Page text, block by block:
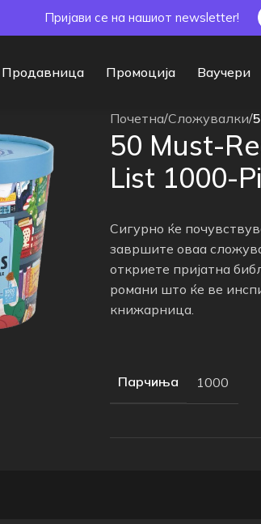
Продавница Промоција Ваучери
Почетна/Сложувалки/
50 Must-
List 1000-
Сигурно ќе
завршите оваа
откриете пријатна
романи што ќе ве
книжарница.
Парчиња 1000
Пријави се на нашиот newsletter!